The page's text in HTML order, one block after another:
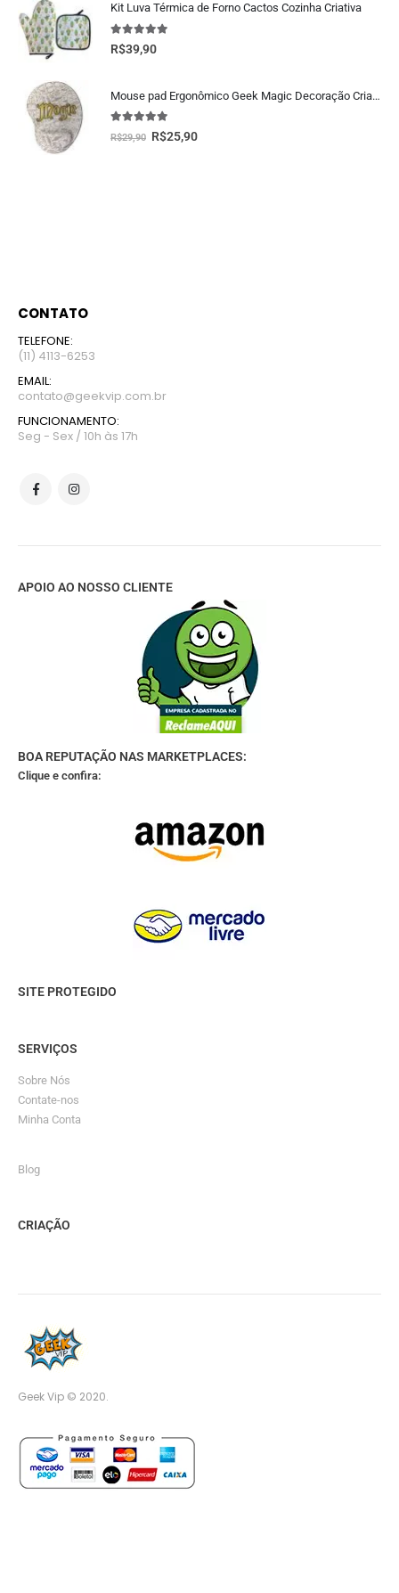
Kit Luva Térmica de Forno Cactos Cozinha Criativa
5.00fora de 5
R$39,90
Mouse pad Ergonômico Geek Magic Decoração Criativa
5.00 fora de 5
R$29,90 R$25,90
CONTATO
TELEFONE:
(11) 4113-6253
EMAIL:
contato@geekvip.com.br
FUNCIONAMENTO:
Seg - Sex / 10h às 17h
APOIO AO NOSSO CLIENTE
BOA REPUTAÇÃO NAS MARKETPLACES:
Clique e confira:
SITE PROTEGIDO
SERVIÇOS
Sobre Nós
Contate-nos
Minha Conta
Blog
CRIAÇÃO
Geek Vip © 2020.